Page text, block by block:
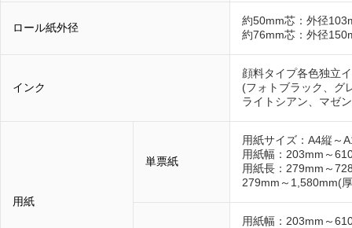
ロール紙外径
約50mm芯：外径
約76mm芯：外径
インク
顔料タイプ各色独立
(フォトブラック、グ
ライトシアン、マゼ
用紙
単票紙
用紙サイズ：A4縦～
用紙幅：203mm～
用紙長：279mm～
279mm～1,580mm(
用紙幅：203mm～